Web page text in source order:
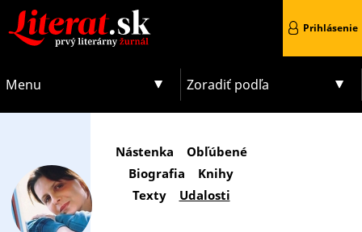
Menu Zoradiť podľa
Prihlásenie
Nástenka
Obľúbené
Biografia
Knihy
Texty
Udalosti